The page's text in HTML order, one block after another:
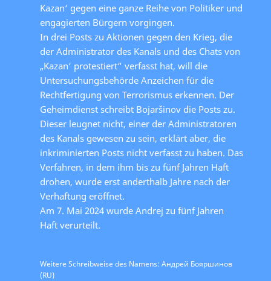
Kazan‘ gegen eine ganze Reihe von Politiker und
engagierten Bürgern vorgingen.
In drei Posts zu Aktionen gegen den Krieg, die
der Administrator des Kanals und des Chats von
„Kazan‘ protestiert“ verfasst hat, will die
Untersuchungsbehörde Anzeichen für die
Rechtfertigung von Terrorismus erkennen. Der
Geheimdienst schreibt Bojaršinov die Posts zu.
Dieser leugnet nicht, einer der Administratoren
des Kanals gewesen zu sein, erklärt aber, die
inkriminierten Posts nicht verfasst zu haben. Das
Verfahren, in dem ihm bis zu fünf Jahren Haft
drohen, wurde erst anderthalb Jahre nach der
Verhaftung eröffnet.
Am 7. Mai 2024 wurde Andrej zu fünf Jahren
Haft verurteilt.
Weitere Schreibweise des Namens: Андрей Бояршинов
(RU)